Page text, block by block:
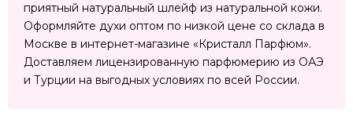
приятный натуральный шлейф из натуральной кожи.
Оформляйте духи оптом по низкой цене со склада в
Москве в интернет-магазине «Кристалл Парфюм».
Доставляем лицензированную парфюмерию из ОАЭ
и Турции на выгодных условиях по всей России.